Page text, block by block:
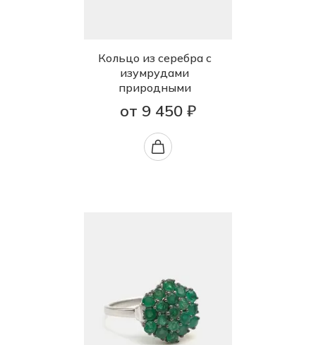
Кольцо из серебра с
изумрудами
природными
от 9 450 ₽